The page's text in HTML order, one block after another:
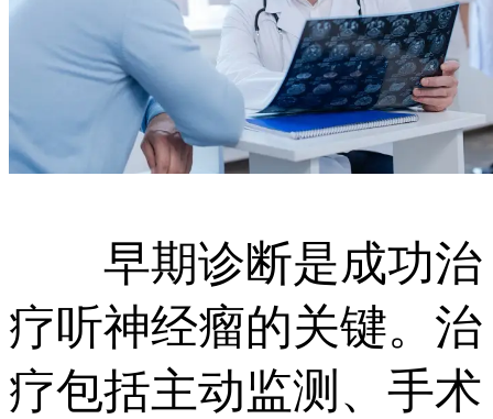
早期诊断是成功治
疗听神经瘤的关键。治
疗包括主动监测、手术